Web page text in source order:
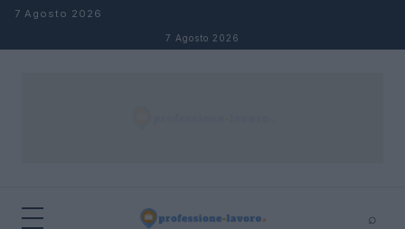
Salta al contenuto
7 Agosto 2026
7 Agosto 2026
⌕